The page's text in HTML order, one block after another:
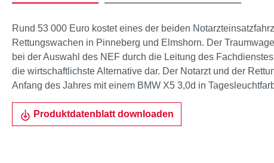
Rund 53 000 Euro kostet eines der beiden
Rettungswachen in Pinneberg und Elmshorn. Der
bei der Auswahl des NEF durch die Leitung des
die wirtschaftlichste Alternative dar. Der Notarzt und der
Anfang des Jahres mit einem BMW X5 3,0d in
Produktdatenblatt downloaden